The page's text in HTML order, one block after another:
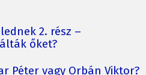
2. rész –
őket?
Péter vagy Orbán Viktor?